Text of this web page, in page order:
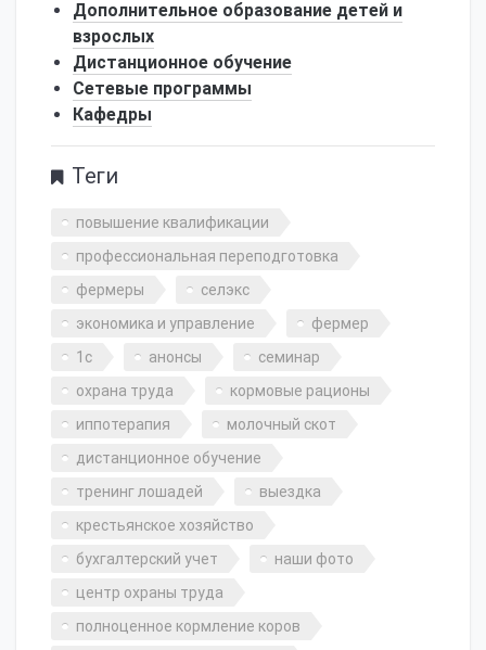
Дополнительное образование детей и
взрослых
Дистанционное обучение
Сетевые программы
Кафедры
Теги
повышение квалификации
профессиональная переподготовка
фермеры
селэкс
экономика и управление
фермер
1с
анонсы
семинар
охрана труда
кормовые рационы
иппотерапия
молочный скот
дистанционное обучение
тренинг лошадей
выездка
крестьянское хозяйство
бухгалтерский учет
наши фото
центр охраны труда
полноценное кормление коров